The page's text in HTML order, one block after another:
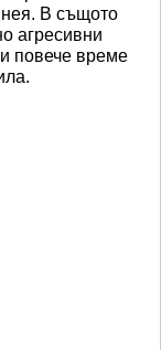
нея. В същото
агресивни
повече време